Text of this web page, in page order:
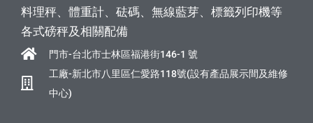
料理秤、體重計、砝碼、無線藍芽、標籤列印機等
各式磅秤及相關配備
門市-台北市士林區福港街146-1 號
工廠-新北市八里區仁愛路118號(設有產品展示間及維修
中心)